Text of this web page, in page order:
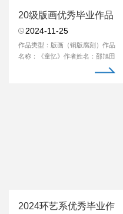
20级版画优秀毕业作品
2024-11-25
作品类型：版画（铜版腐刻）作品
名称：《童忆》作者姓名：邵旭田
2024环艺系优秀毕业作